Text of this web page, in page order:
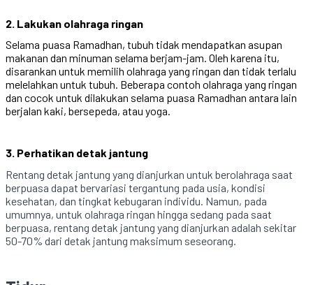
2. Lakukan olahraga ringan
Selama puasa Ramadhan, tubuh tidak mendapatkan asupan
makanan dan minuman selama berjam-jam. Oleh karena itu,
disarankan untuk memilih olahraga yang ringan dan tidak terlalu
melelahkan untuk tubuh. Beberapa contoh olahraga yang ringan
dan cocok untuk dilakukan selama puasa Ramadhan antara lain
berjalan kaki, bersepeda, atau yoga.
3. Perhatikan detak jantung
Rentang detak jantung yang dianjurkan untuk berolahraga saat
berpuasa dapat bervariasi tergantung pada usia, kondisi
kesehatan, dan tingkat kebugaran individu. Namun, pada
umumnya, untuk olahraga ringan hingga sedang pada saat
berpuasa, rentang detak jantung yang dianjurkan adalah sekitar
50-70% dari detak jantung maksimum seseorang.